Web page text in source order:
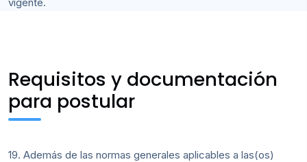
Requisitos y documentación
para postular
19. Además de las normas generales aplicables a las(os)